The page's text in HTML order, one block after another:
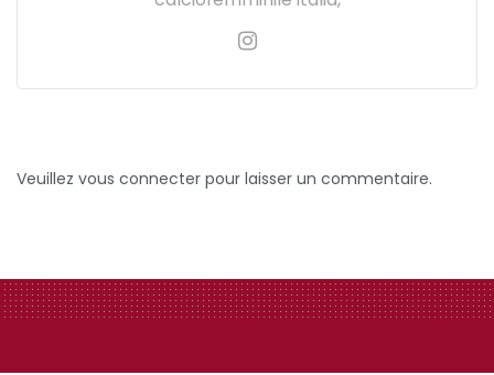
Veuillez vous connecter pour laisser un commentaire.